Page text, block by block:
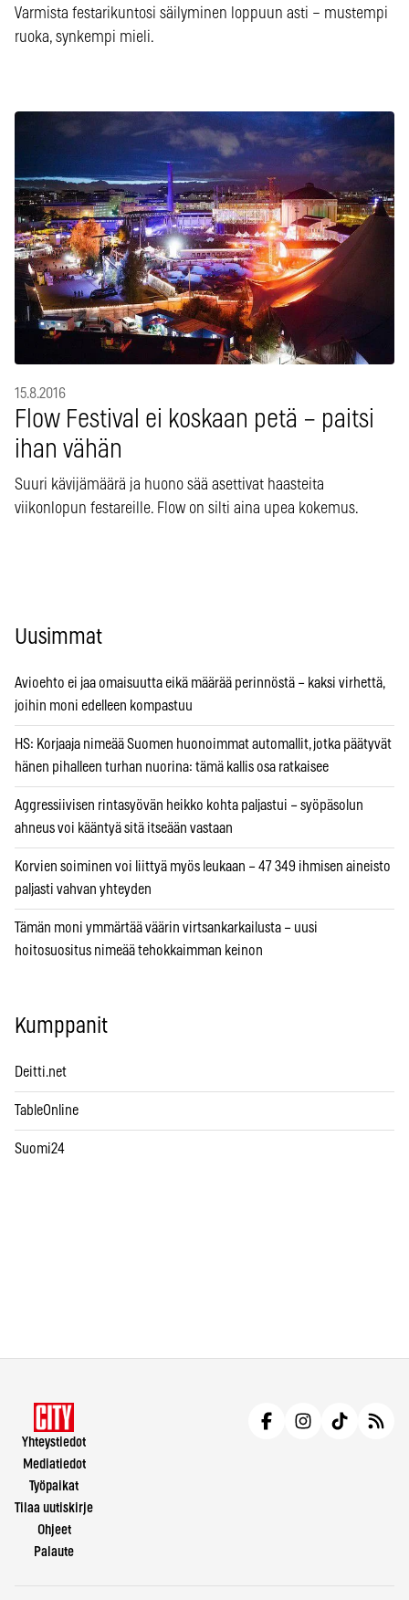
Varmista festarikuntosi säilyminen loppuun asti – mustempi
ruoka, synkempi mieli.
15.8.2016
Flow Festival ei koskaan petä – paitsi
ihan vähän
Suuri kävijämäärä ja huono sää asettivat haasteita
viikonlopun festareille. Flow on silti aina upea kokemus.
Uusimmat
Avioehto ei jaa omaisuutta eikä määrää perinnöstä – kaksi virhettä,
joihin moni edelleen kompastuu
HS: Korjaaja nimeää Suomen huonoimmat automallit, jotka päätyvät
hänen pihalleen turhan nuorina: tämä kallis osa ratkaisee
Aggressiivisen rintasyövän heikko kohta paljastui – syöpäsolun
ahneus voi kääntyä sitä itseään vastaan
Korvien soiminen voi liittyä myös leukaan – 47 349 ihmisen aineisto
paljasti vahvan yhteyden
Tämän moni ymmärtää väärin virtsankarkailusta – uusi
hoitosuositus nimeää tehokkaimman keinon
Kumppanit
Deitti.net
TableOnline
Suomi24
Yhteystiedot
Mediatiedot
Työpaikat
Tilaa uutiskirje
Ohjeet
Palaute